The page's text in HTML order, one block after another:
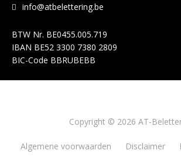
info@atbelettering.be
BTW Nr. BE0455.005.719
IBAN BE52 3300 7380 2809
BIC-Code BBRUBEBB
Copyright © 2026 AT-
Algemene voorwaarden Disclaimer